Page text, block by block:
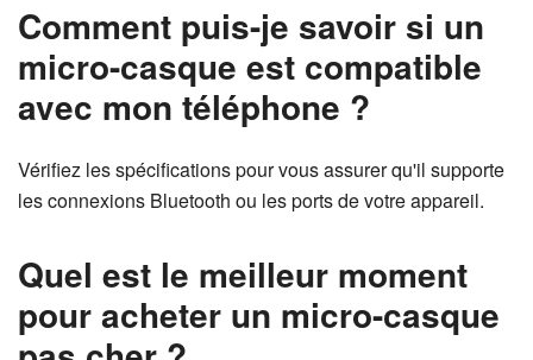
Comment puis-je savoir si un
micro-casque est compatible
avec mon téléphone ?
Vérifiez les spécifications pour vous assurer qu'il supporte
les connexions Bluetooth ou les ports de votre appareil.
Quel est le meilleur moment
pour acheter un micro-casque